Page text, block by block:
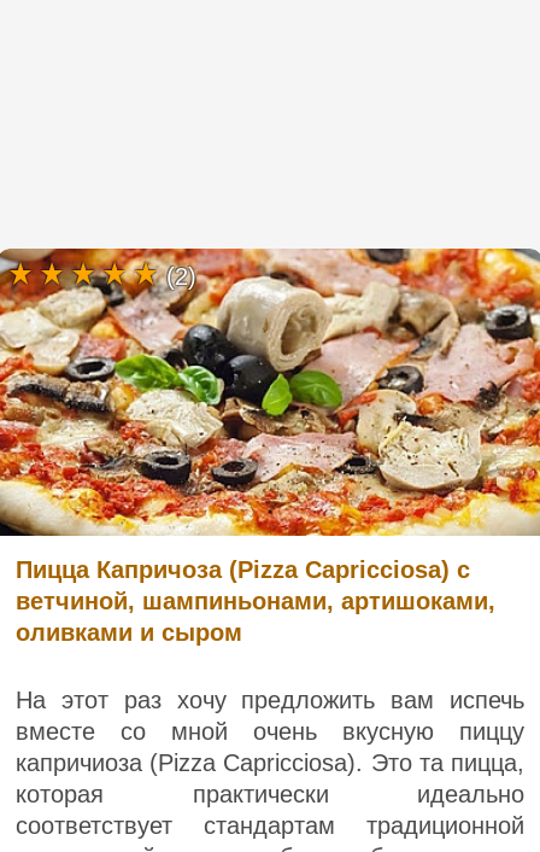
Пицца Капричоза (Pizza Capricciosa) с
ветчиной, шампиньонами, артишоками,
оливками и сыром
На этот раз хочу предложить вам испечь
вместе со мной очень вкусную пиццу
капричиоза (Pizza Capricciosa). Это та пицца,
которая практически идеально
соответствует стандартам традиционной
(2)